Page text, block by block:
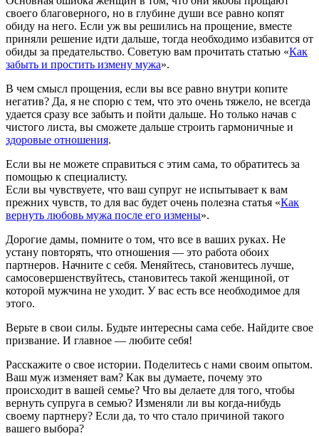
своего благоверного, но в глубине души все равно копят
обиду на него. Если уж вы решились на прощение, вместе
приняли решение идти дальше, тогда необходимо избавится от
обиды за предательство. Советую вам прочитать статью «Как
забыть и простить измену мужа».
В чем смысл прощения, если вы все равно внутри копите
негатив? Да, я не спорю с тем, что это очень тяжело, не всегда
удается сразу все забыть и пойти дальше. Но только начав с
чистого листа, вы сможете дальше строить гармоничные и
здоровые отношения.
Если вы не можете справиться с этим сама, то обратитесь за
помощью к специалисту.
Если вы чувствуете, что ваш супруг не испытывает к вам
прежних чувств, то для вас будет очень полезна статья «Как
вернуть любовь мужа после его измены».
Дорогие дамы, помните о том, что все в ваших руках. Не
устану повторять, что отношения — это работа обоих
партнеров. Начните с себя. Меняйтесь, становитесь лучше,
самосовершенствуйтесь, становитесь такой женщиной, от
которой мужчина не уходит. У вас есть все необходимое для
этого.
Верьте в свои силы. Будьте интересны сама себе. Найдите свое
призвание. И главное — любите себя!
Расскажите о свое истории. Поделитесь с нами своим опытом.
Ваш муж изменяет вам? Как вы думаете, почему это
происходит в вашей семье? Что вы делаете для того, чтобы
вернуть супруга в семью? Изменяли ли вы когда-нибудь
своему партнеру? Если да, то что стало причиной такого
вашего выбора?